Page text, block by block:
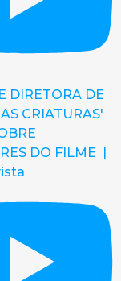
DIRETORA DE
CRIATURAS'
DO FILME |